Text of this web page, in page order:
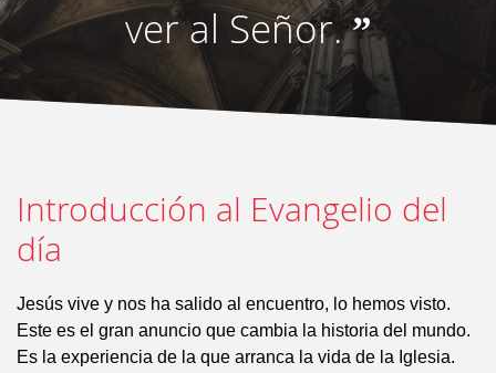
ver al Señor.”
Introducción al Evangelio del
día
Jesús vive y nos ha salido al encuentro, lo hemos visto.
Este es el gran anuncio que cambia la historia del mundo.
Es la experiencia de la que arranca la vida de la Iglesia.